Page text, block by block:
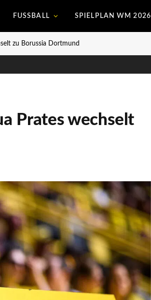
FUSSBALL SPIELPLAN WM 2026
zu Borussia Dortmund
Prates wechselt